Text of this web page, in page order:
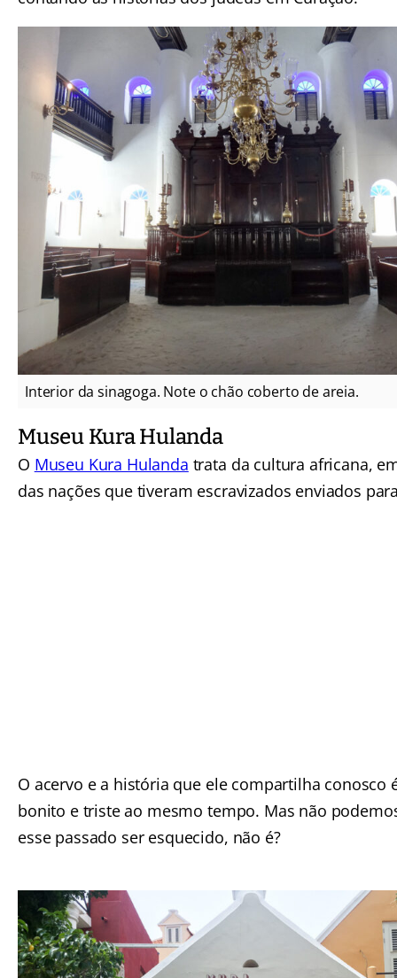
Interior da sinagoga. Note o chão coberto de areia.
Museu Kura Hulanda
O Museu Kura Hulanda trata da cultura africana,
das nações que tiveram escravizados enviados
O acervo e a história que ele compartilha conosco
bonito e triste ao mesmo tempo. Mas não
esse passado ser esquecido, não é?